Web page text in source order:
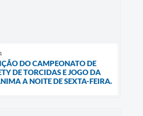
DO CAMPEONATO DE
DE TORCIDAS E JOGO DA
A NOITE DE SEXTA-FEIRA.